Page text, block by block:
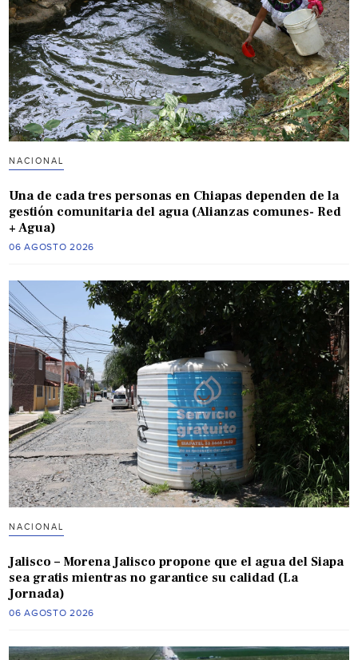
NACIONAL
Una de cada tres personas en Chiapas dependen de la
gestión comunitaria del agua (Alianzas comunes- Red
+ Agua)
06 AGOSTO 2026
NACIONAL
Jalisco – Morena Jalisco propone que el agua del Siapa
sea gratis mientras no garantice su calidad (La
Jornada)
06 AGOSTO 2026